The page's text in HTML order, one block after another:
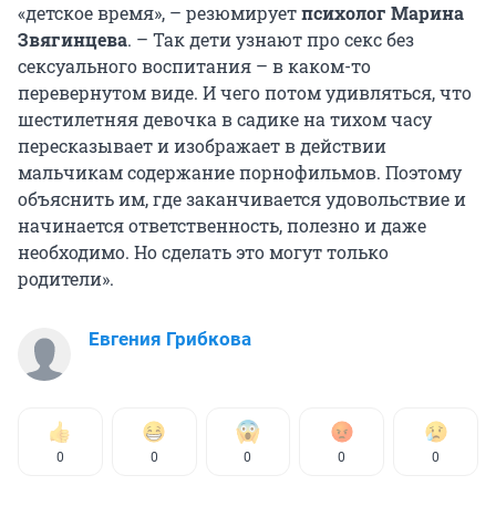
«детское время», – резюмируетпсихолог Марина
Звягинцева. – Так дети узнают про секс без
сексуального воспитания – в каком-то
перевернутом виде. И чего потом удивляться, что
шестилетняя девочка в садике на тихом часу
пересказывает и изображает в действии
мальчикам содержание порнофильмов. Поэтому
объяснить им, где заканчивается удовольствие и
начинается ответственность, полезно и даже
необходимо. Но сделать это могут только
родители».
Евгения Грибкова
0 0 0 0 0